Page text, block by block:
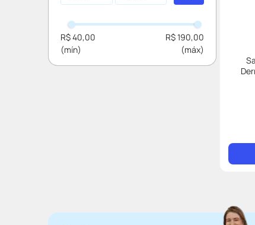
Dermotivin
La Roche Posay
Darrow
Cetaphil
R$ 40,00 R$ 190,00